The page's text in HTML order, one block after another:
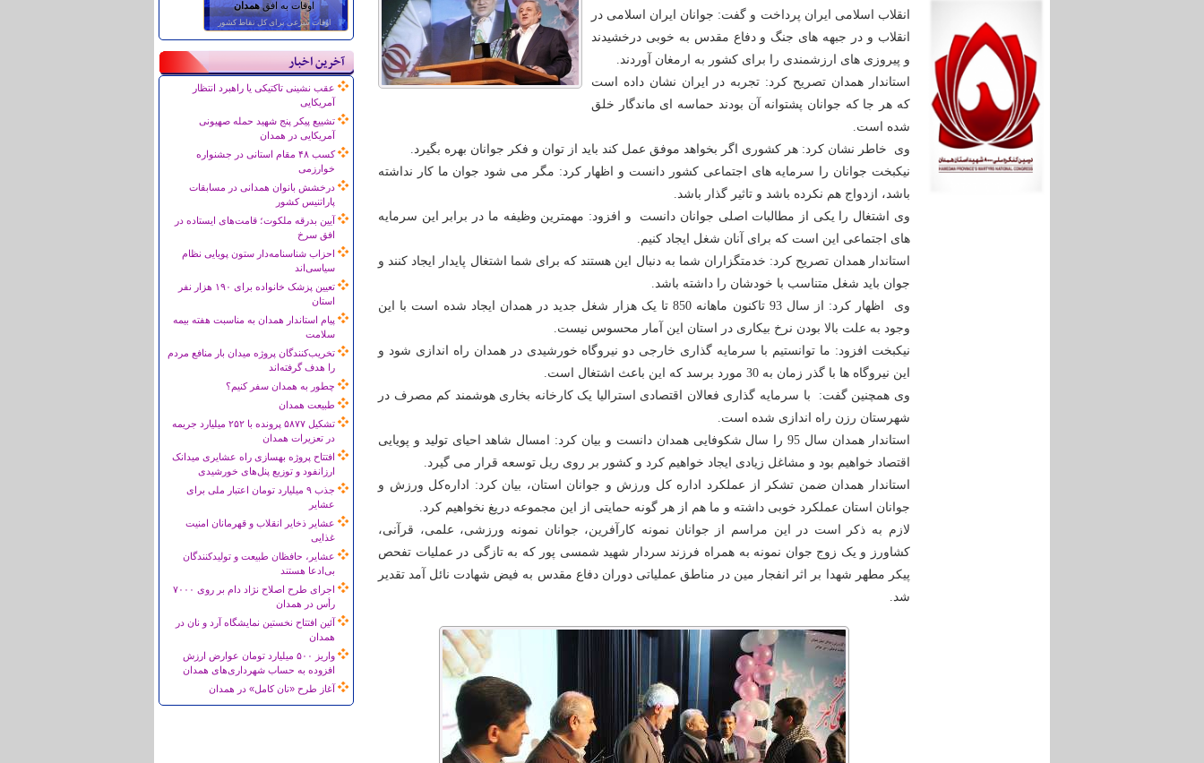
آخرین اخبار
عقب نشینی تاکتیکی یا راهبرد انتظار
آمریکایی
تشییع پیکر پنج شهید حمله صهیونی
آمریکایی در همدان
کسب ۴۸ مقام استانی در جشنواره
خوارزمی
درخشش بانوان همدانی در مسابقات
پاراتنیس کشور
آیین بدرقه ملکوت؛ قامت‌های ایستاده در
افق سرخ
احزاب شناسنامه‌دار ستون پویایی نظام
سیاسی‌اند
تعیین پزشک خانواده برای ۱۹۰ هزار نفر
استان
پیام استاندار همدان به مناسبت هفته بیمه
سلامت
تخریب‌کنندگان پروژه میدان بار منافع مردم
را هدف گرفته‌اند
چطور به همدان سفر کنیم؟
طبیعت همدان
تشکیل ۵۸۷۷ پرونده با ۲۵۲ میلیارد جریمه
در تعزیرات همدان
افتتاح پروژه بهسازی راه عشایری میدانک
ارزانفود و توزیع پنل‌های خورشیدی
جذب ۹ میلیارد تومان اعتبار ملی برای
عشایر
عشایر ذخایر انقلاب و قهرمانان امنیت
غذایی
عشایر، حافظان طبیعت و تولیدکنندگان
بی‌ادعا هستند
اجرای طرح اصلاح نژاد دام بر روی ۷۰۰۰
رأس در همدان
آئین افتتاح نخستین نمایشگاه آرد و نان در
همدان
واریز ۵۰۰ میلیارد تومان عوارض ارزش
افزوده به حساب شهرداری‌های همدان
آغاز طرح «نان کامل» در همدان
انقلاب اسلامی ایران پرداخت و گفت: جوانان ایران اسلامی در
انقلاب و در جبهه های جنگ و دفاع مقدس به خوبی درخشیدند
و پیروزی های ارزشمندی را برای کشور به ارمغان آوردند.
استاندار همدان تصریح کرد: تجربه در ایران نشان داده است
که هر جا که جوانان پشتوانه آن بودند حماسه ای ماندگار خلق
شده است.
وی خاطر نشان کرد: هر کشوری اگر بخواهد موفق عمل کند باید از توان و فکر جوانان بهره بگیرد.
نیکبخت جوانان را سرمایه های اجتماعی کشور دانست و اظهار کرد: مگر می شود جوان ما کار نداشته
باشد، ازدواج هم نکرده باشد و تاثیر گذار باشد.
وی اشتغال را یکی از مطالبات اصلی جوانان دانست و افزود: مهمترین وظیفه ما در برابر این سرمایه
های اجتماعی این است که برای آنان شغل ایجاد کنیم.
استاندار همدان تصریح کرد: خدمتگزاران شما به دنبال این هستند که برای شما اشتغال پایدار ایجاد کنند و
جوان باید شغل متناسب با خودشان را داشته باشد.
وی اظهار کرد: از سال 93 تاکنون ماهانه 850 تا یک هزار شغل جدید در همدان ایجاد شده است با این
وجود به علت بالا بودن نرخ بیکاری در استان این آمار محسوس نیست
نیکبخت افزود: ما توانستیم با سرمایه گذاری خارجی دو نیروگاه خورشیدی در همدان راه اندازی شود و
این نیروگاه ها با گذر زمان به 30 مورد برسد که این باعث اشتغال است
وی همچنین گفت: با سرمایه گذاری فعالان اقتصادی استرالیا یک کارخانه بخاری هوشمند کم مصرف در
شهرستان رزن راه اندازی شده است
استاندار همدان سال 95 را سال شکوفایی همدان دانست و بیان کرد: امسال شاهد احیای تولید و پویایی
اقتصاد خواهیم بود و مشاغل زیادی ایجاد خواهیم کرد و کشور بر روی ریل توسعه قرار می گیرد
استاندار همدان ضمن تشکر از عملکرد اداره کل ورزش و جوانان استان، بیان کرد: اداره‌کل ورزش و
جوانان استان عملکرد خوبی داشته و ما هم از هر گونه حمایتی از این مجموعه دریغ نخواهیم کرد
لازم به ذکر است در این مراسم از جوانان نمونه کارآفرین، جوانان نمونه ورزشی، علمی، قرآنی،
کشاورز و یک زوج جوان نمونه به همراه فرزند سردار شهید شمسی پور که به تازگی در عملیات تفحص
پیکر مطهر شهدا بر اثر انفجار مین در مناطق عملیاتی دوران دفاع مقدس به فیض شهادت نائل آمد تقدیر
شد